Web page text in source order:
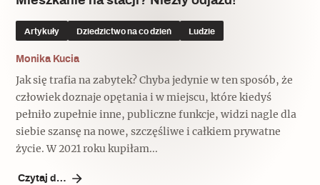
Artykuły Dziedzictwo na co dzień Ludzie
Monika Kucia
Jak się trafia na zabytek? Chyba jedynie w ten sposób, że
człowiek doznaje opętania i w miejscu, które kiedyś
pełniło zupełnie inne, publiczne funkcje, widzi nagle dla
siebie szansę na nowe, szczęśliwe i całkiem prywatne
życie. W 2021 roku kupiłam...
Czytaj dalej